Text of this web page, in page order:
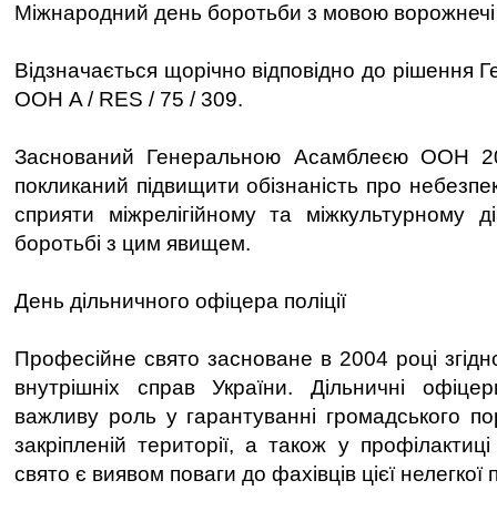
Міжнародний день боротьби з мовою ворожнечі
Відзначається щорічно відповідно до рішення
ООН A / RES / 75 / 309.
Заснований Генеральною Асамблеєю ООН
покликаний підвищити обізнаність про
сприяти міжрелігійному та міжкультурному
боротьбі з цим явищем.
День дільничного офіцера поліції
Професійне свято засноване в 2004 році
внутрішніх справ України. Дільничні
важливу роль у гарантуванні громадського
закріпленій території, а також у
свято є виявом поваги до фахівців цієї нелегкої